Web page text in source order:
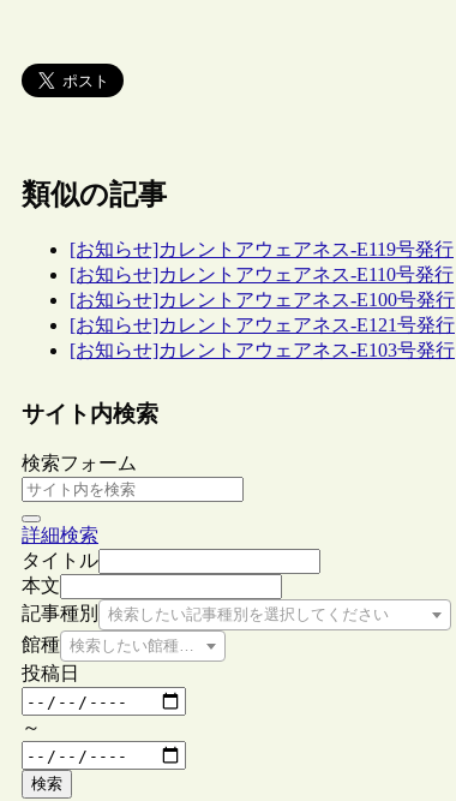
類似の記事
[お知らせ]カレントアウェアネス-E119号発行
[お知らせ]カレントアウェアネス-E110号発行
[お知らせ]カレントアウェアネス-E100号発行
[お知らせ]カレントアウェアネス-E121号発行
[お知らせ]カレントアウェアネス-E103号発行
サイト内検索
検索フォーム
詳細検索
タイトル
本文
記事種別
検索したい記事種別を選択してください
館種 検索したい館種を選択してください
投稿日
～
検索